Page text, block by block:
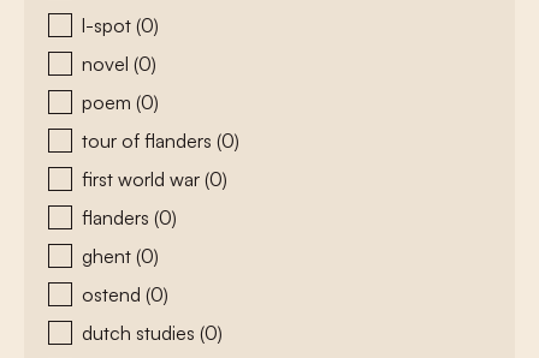
l-spot (0)
novel (0)
poem (0)
tour of flanders (0)
first world war (0)
flanders (0)
ghent (0)
ostend (0)
dutch studies (0)